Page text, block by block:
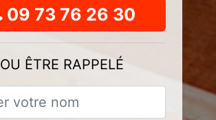
09 73 76 26 30
OU ÊTRE RAPPELÉ